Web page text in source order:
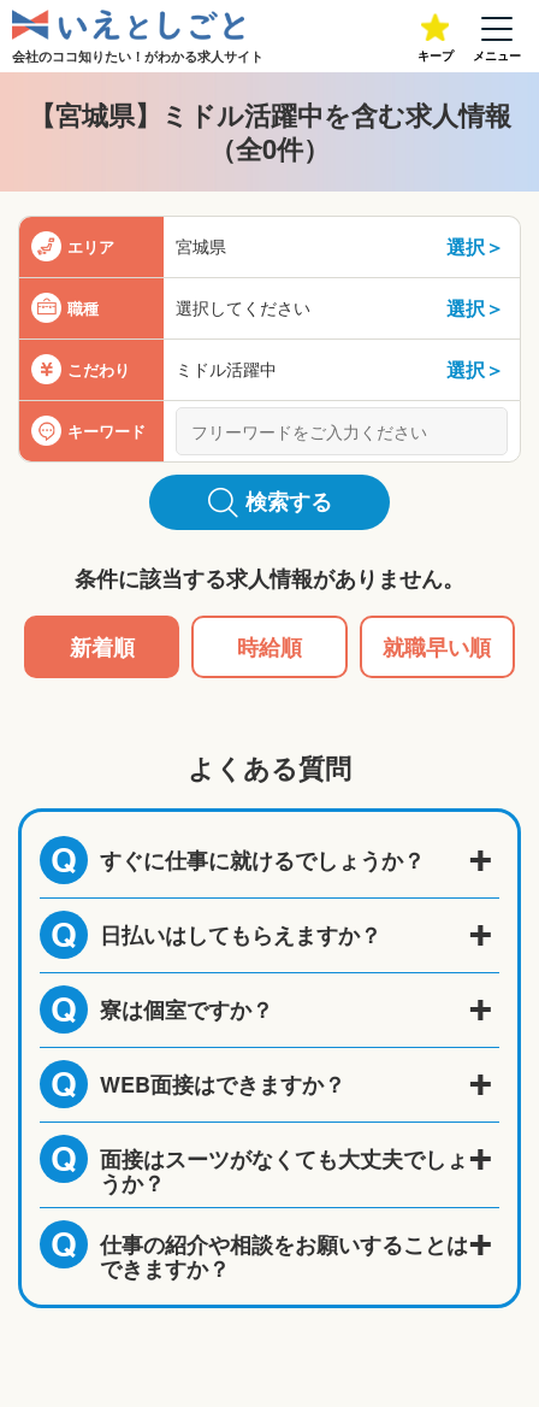
会社のココ知りたい！がわかる求人サイト キープ メニュー
【宮城県】ミドル活躍中を含む求人情報
（全0件）
エリア 宮城県 選択＞
職種 選択してください 選択＞
こだわり ミドル活躍中 選択＞
キーワード
検索する
条件に該当する求人情報がありません。
新着順 時給順 就職早い順
よくある質問
Q すぐに仕事に就けるでしょうか？
Q 日払いはしてもらえますか？
Q 寮は個室ですか？
Q WEB面接はできますか？
Q 面接はスーツがなくても大丈夫でしょ
うか？
Q 仕事の紹介や相談をお願いすることは
できますか？